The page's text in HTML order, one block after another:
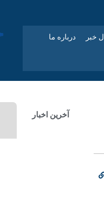
خبر درباره ما
آخرین اخبار